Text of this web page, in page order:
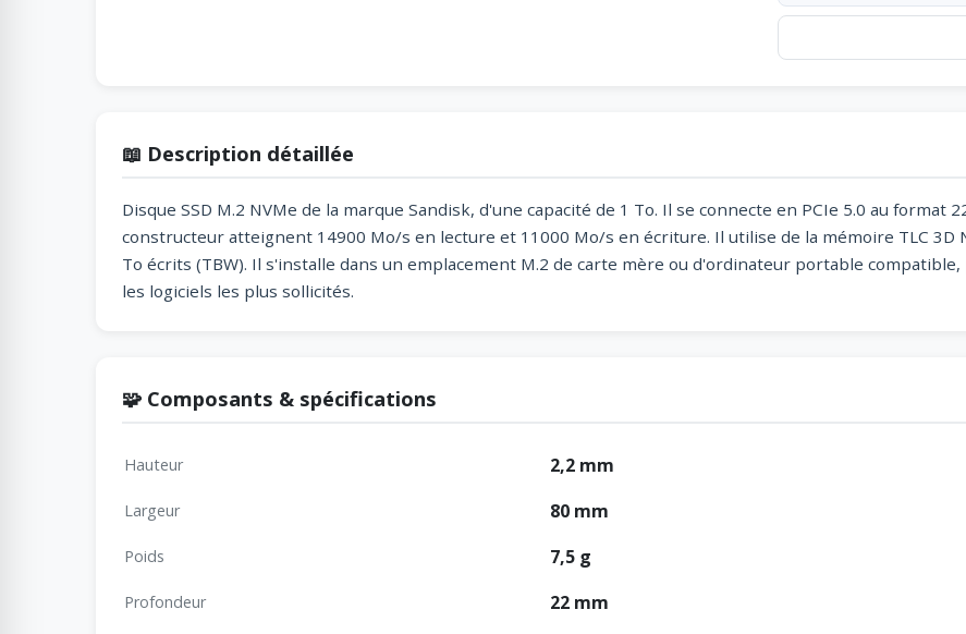
📖 Description détaillée
Disque SSD M.2 NVMe de la marque Sandisk, d'une capacité de 1 To. Il se connecte en PCIe 5.0 au format
constructeur atteignent 14900 Mo/s en lecture et 11000 Mo/s en écriture. Il utilise de la mémoire TLC 3D
To écrits (TBW). Il s'installe dans un emplacement M.2 de carte mère ou d'ordinateur portable
les logiciels les plus sollicités.
🧩 Composants & spécifications
Hauteur 2,2 mm
Largeur 80 mm
Poids 7,5 g
Profondeur 22 mm